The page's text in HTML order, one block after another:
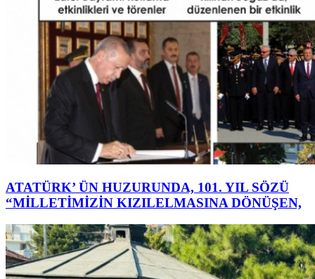
ATATÜRK’ ÜN HUZURUNDA, 101. YIL SÖZÜ
“MİLLETİMİZİN KIZILELMASINA DÖNÜŞEN,